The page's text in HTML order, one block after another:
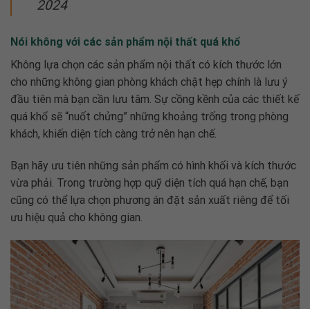
2024
Nói không với các sản phẩm nội thất quá khổ
Không lựa chọn các sản phẩm nội thất có kích thước lớn
cho những không gian phòng khách chật hẹp chính là lưu ý
đầu tiên mà bạn cần lưu tâm. Sự cồng kềnh của các thiết kế
quá khổ sẽ “nuốt chửng” những khoảng trống trong phòng
khách, khiến diện tích càng trở nên hạn chế.
Bạn hãy ưu tiên những sản phẩm có hình khối và kích thước
vừa phải. Trong trường hợp quỹ diện tích quá hạn chế, bạn
cũng có thể lựa chọn phương án đặt sản xuất riêng để tối
ưu hiệu quả cho không gian.